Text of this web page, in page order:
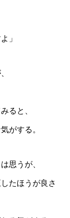
」
ると、
がする。
思うが、
たほうが良さ